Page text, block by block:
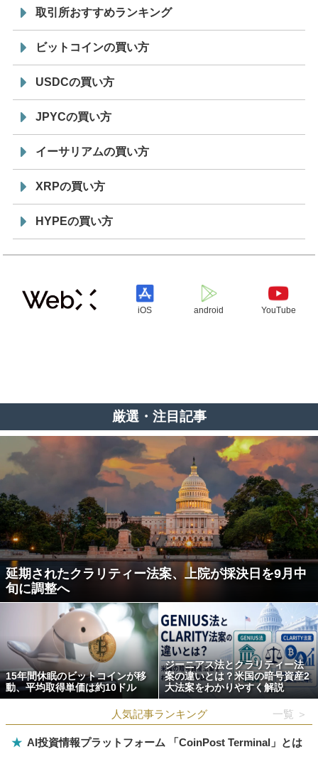
取引所おすすめランキング
ビットコインの買い方
USDCの買い方
JPYCの買い方
イーサリアムの買い方
XRPの買い方
HYPEの買い方
iOS android YouTube
厳選・注目記事
延期されたクラリティー法案、上院が採決日を9月中
旬に調整へ
15年間休眠のビットコインが移
動、平均取得単価は約10ドル
ジーニアス法とクラリティー法
案の違いとは？米国の暗号資産2
大法案をわかりやすく解説
人気記事ランキング 一覧 ＞
★ AI投資情報プラットフォーム 「CoinPost Terminal」とは